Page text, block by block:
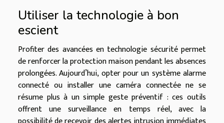
Utiliser la technologie à bon
escient
Profiter des avancées en technologie sécurité permet
de renforcer la protection maison pendant les absences
prolongées. Aujourd’hui, opter pour un système alarme
connecté ou installer une caméra connectée ne se
résume plus à un simple geste préventif : ces outils
offrent une surveillance en temps réel, avec la